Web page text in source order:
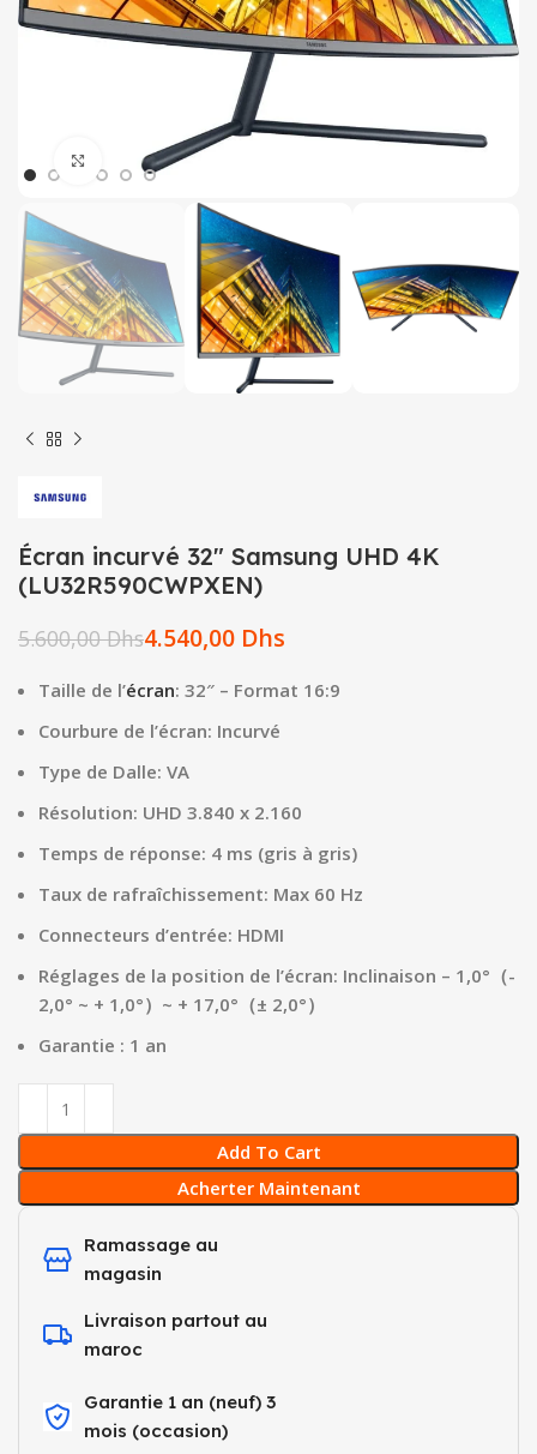
Click to enlarge
Écran incurvé 32″ Samsung UHD 4K
(LU32R590CWPXEN)
5.600,00Dhs4.540,00 Dhs
Taille de l’écran: 32″ – Format 16:9
Courbure de l’écran: Incurvé
Type de Dalle: VA
Résolution: UHD 3.840 x 2.160
Temps de réponse: 4 ms (gris à gris)
Taux de rafraîchissement: Max 60 Hz
Connecteurs d’entrée: HDMI
Réglages de la position de l’écran: Inclinaison – 1,0°（-
2,0° ~ + 1,0°）~ + 17,0°（± 2,0°）
Garantie : 1 an
Add To Cart
Acherter Maintenant
Ramassage au
magasin
Livraison partout au
maroc
Garantie 1 an (neuf) 3
mois (occasion)​